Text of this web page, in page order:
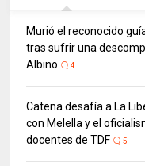
Murió el reconocido
tras sufrir una
Albino
4
Catena desafía a La
con Melella y el
docentes de TDF
5